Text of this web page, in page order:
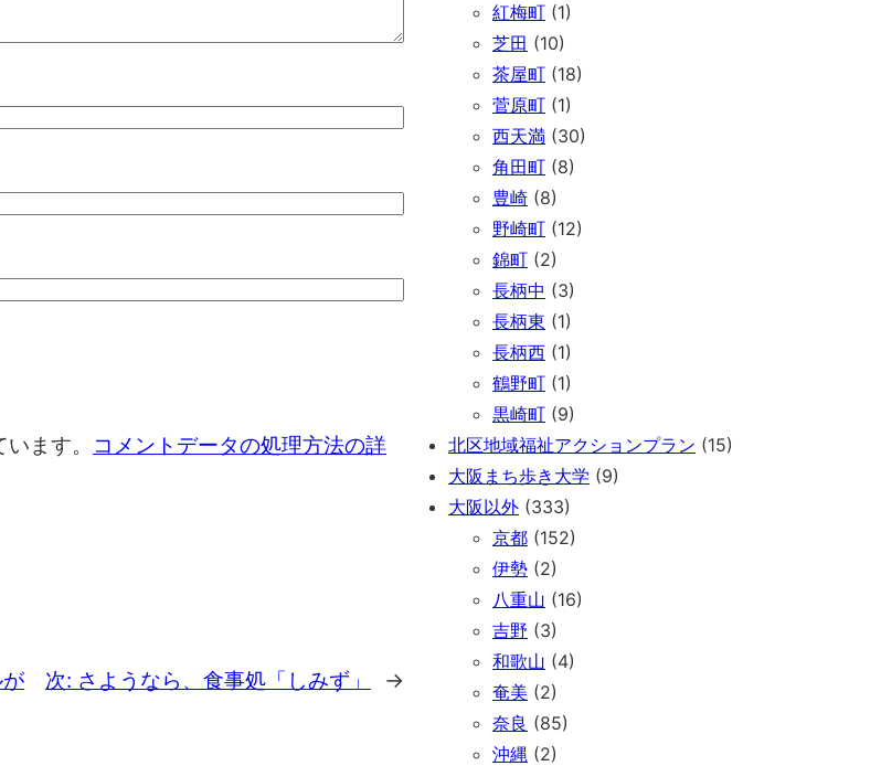
ます。
コメントデータの処理方法の詳
次: さようなら、食事処「しみず」 →
紅梅町 (1)
芝田 (10)
茶屋町 (18)
菅原町 (1)
西天満 (30)
角田町 (8)
豊崎 (8)
野崎町 (12)
錦町 (2)
長柄中 (3)
長柄東 (1)
長柄西 (1)
鶴野町 (1)
黒崎町 (9)
北区地域福祉アクションプラン (15)
大阪まち歩き大学 (9)
大阪以外 (333)
京都 (152)
伊勢 (2)
八重山 (16)
吉野 (3)
和歌山 (4)
奄美 (2)
奈良 (85)
沖縄 (2)